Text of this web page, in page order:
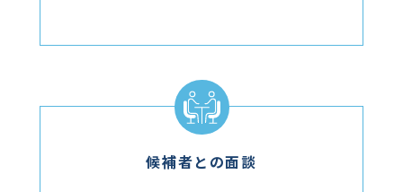
候補者との面談